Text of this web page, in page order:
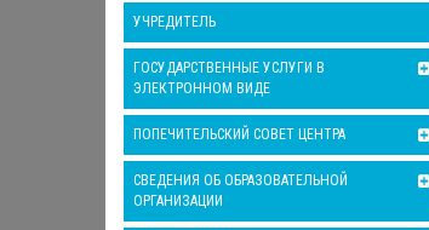
УЧРЕДИТЕЛЬ
ГОСУДАРСТВЕННЫЕ УСЛУГИ В
ЭЛЕКТРОННОМ ВИДЕ
ПОПЕЧИТЕЛЬСКИЙ СОВЕТ ЦЕНТРА
СВЕДЕНИЯ ОБ ОБРАЗОВАТЕЛЬНОЙ
ОРГАНИЗАЦИИ